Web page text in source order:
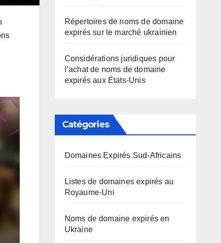
Répertoires de noms de domaine
expirés sur le marché ukrainien
Considérations juridiques pour
l’achat de noms de domaine
expirés aux États-Unis
Catégories
Domaines Expirés Sud-Africains
Listes de domaines expirés au
Royaume-Uni
Noms de domaine expirés en
Ukraine